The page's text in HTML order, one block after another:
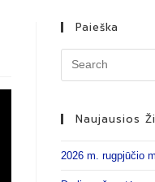
Paieška
Naujausios
2026 m. rugpjūčio